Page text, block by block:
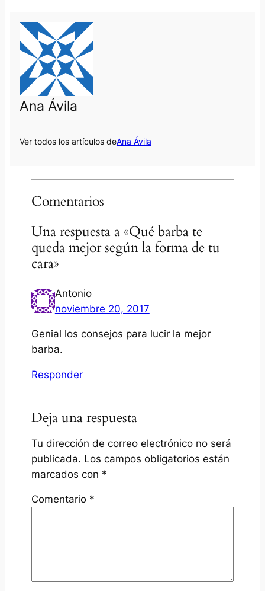
Ana Ávila
Ver todos los artículos deAna Ávila
Comentarios
Una respuesta a «Qué barba te
queda mejor según la forma de tu
cara»
Antonio
noviembre 20, 2017
Genial los consejos para lucir la mejor
barba.
Responder
Deja una respuesta
Tu dirección de correo electrónico no será
publicada. Los campos obligatorios están
marcados con *
Comentario *